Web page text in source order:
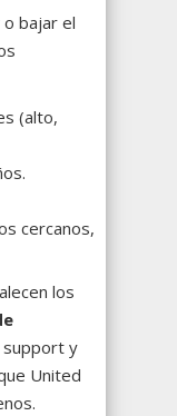
bajar el
(alto,
cercanos,
los
support y
United